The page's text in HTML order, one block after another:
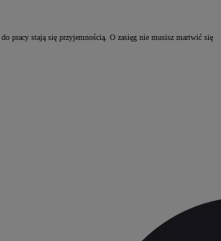
pracy stają się przyjemnością. O zasięg nie musisz martwić się